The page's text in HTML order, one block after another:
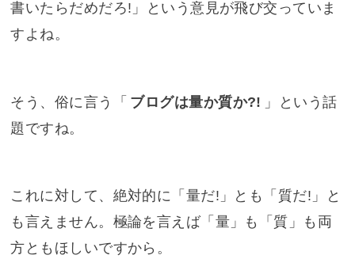
書いたらだめだろ!」という意見が飛び交っていま
すよね。
そう、俗に言う「 ブログは量か質か?! 」という話
題ですね。
これに対して、絶対的に「量だ!」とも「質だ!」と
も言えません。極論を言えば「量」も「質」も両
方ともほしいですから。